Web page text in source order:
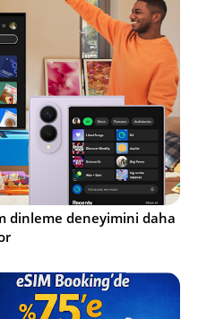
dinleme deneyimini daha